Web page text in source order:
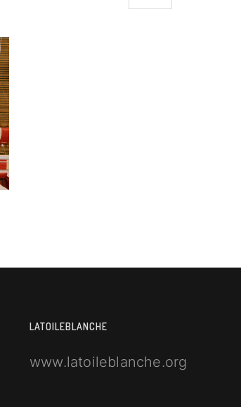
LATOILEBLANCHE
www.latoileblanche.org